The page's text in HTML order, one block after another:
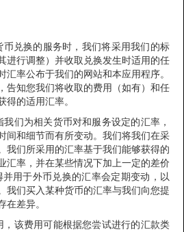
换的服务时，我们将采用我们的标
进行调整）并收取兑换发生时适用的任
汇率公布于我们的网站和本应用程序。
告知您我们将收取的费用（如有）和任
得的适用汇率。
为相关货币对和服务设定的汇率，
间和细节而有所变动。我们将我们在采
我们所采用的汇率基于我们能够获得的
汇率，并在某些情况下加上一定的差价
用于外币兑换的汇率会定期变动，以
我们买入某种货币的汇率与我们向您提
在差异。
费用可能根据您尝试进行的汇款类